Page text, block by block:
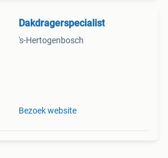
Dakdragerspecialist
's-Hertogenbosch
Bezoek website